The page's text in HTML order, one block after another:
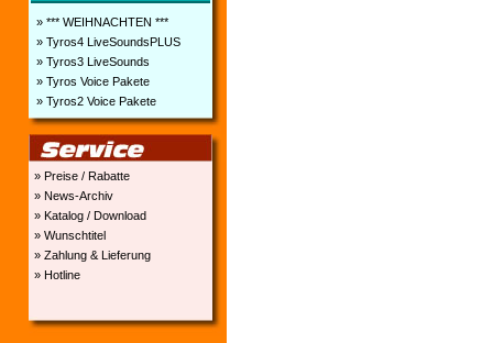
» *** WEIHNACHTEN ***
» Tyros4 LiveSoundsPLUS
» Tyros3 LiveSounds
» Tyros Voice Pakete
» Tyros2 Voice Pakete
» Preise / Rabatte
» News-Archiv
» Katalog / Download
» Wunschtitel
» Zahlung & Lieferung
» Hotline